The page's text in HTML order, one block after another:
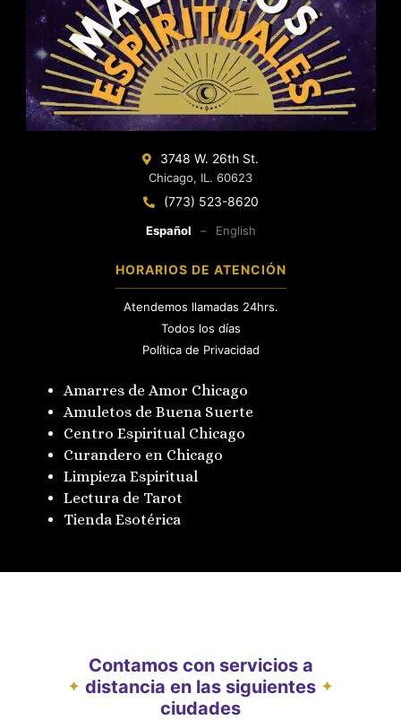
3748 W. 26th St.
Chicago, IL. 60623
(773) 523-8620
Español – English
HORARIOS DE ATENCIÓN
Atendemos llamadas 24hrs.
Todos los días
Política de Privacidad
Amarres de Amor Chicago
Amuletos de Buena Suerte
Centro Espiritual Chicago
Curandero en Chicago
Limpieza Espiritual
Lectura de Tarot
Tienda Esotérica
✦
Contamos con servicios a
distancia en las siguientes
ciudades
✦